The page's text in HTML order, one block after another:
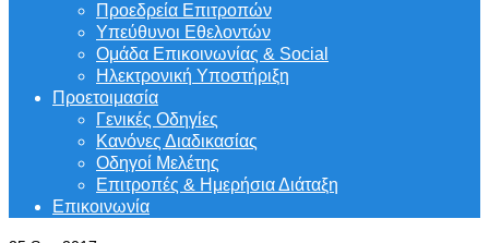
Προεδρεία Επιτροπών
Υπεύθυνοι Εθελοντών
Ομάδα Επικοινωνίας & Social
Ηλεκτρονική Υποστήριξη
Προετοιμασία
Γενικές Οδηγίες
Κανόνες Διαδικασίας
Οδηγοί Μελέτης
Επιτροπές & Ημερήσια Διάταξη
Επικοινωνία